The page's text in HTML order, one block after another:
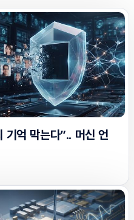
기억 막는다”.. 머신 언